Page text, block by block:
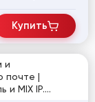
Купить
и
почте |
и MIX IP.